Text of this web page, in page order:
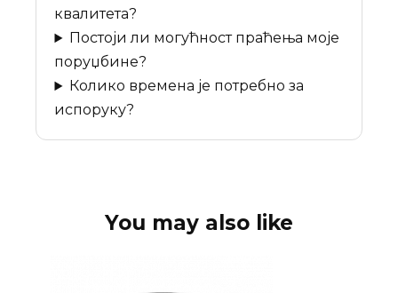
квалитета?
Постоји ли могућност праћења моје
поруџбине?
Колико времена је потребно за
испоруку?
You may also like